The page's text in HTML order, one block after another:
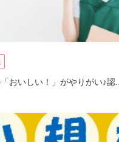
おいしい！」がやりがい♪認...